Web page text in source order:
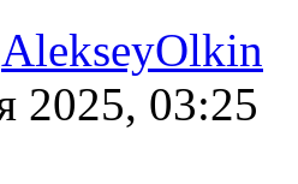
AlekseyOlkin
2025, 03:25